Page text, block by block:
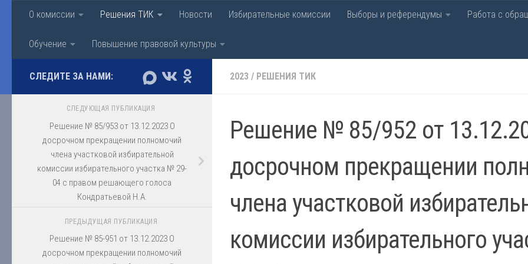
Перейти к содержимому
Территориальная избирательная комиссия
О комиссии Решения ТИК Новости Избирательные комиссии Выборы и референдумы Работа с
Обучение Повышение правовой культуры
2023 / РЕШЕНИЯ ТИК
Решение № 85/952 от
досрочном прекращении
члена участковой
комиссии избирательного
СЛЕДИТЕ ЗА НАМИ:
СЛЕДУЮЩАЯ ПУБЛИКАЦИЯ
Решение № 85/953 от 13.12.2023 О
досрочном прекращении полномочий
члена участковой избирательной
комиссии избирательного участка № 29-
04 с правом решающего голоса
Кондратьевой Н.А.
ПРЕДЫДУЩАЯ ПУБЛИКАЦИЯ
Решение № 85-951 от 13.12.2023 О
досрочном прекращении полномочий